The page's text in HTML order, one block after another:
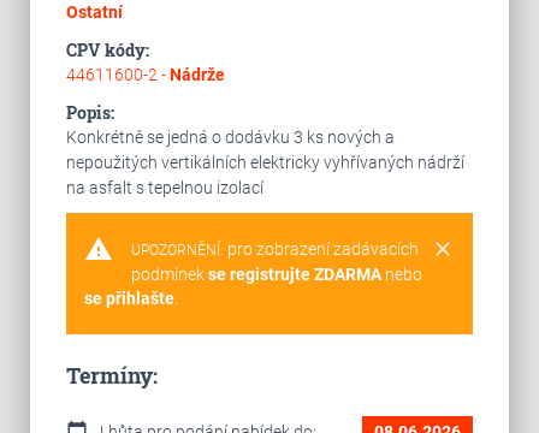
Ostatní
CPV kódy:
44611600-2 -Nádrže
Popis:
Konkrétně se jedná o dodávku 3 ks nových a
nepoužitých vertikálních elektricky vyhřívaných nádrží
na asfalt s tepelnou izolací
warning clear
UPOZORNĚNÍ: pro zobrazení zadávacích
podmínekse registrujte ZDARMAnebo
se přihlašte.
Termíny: